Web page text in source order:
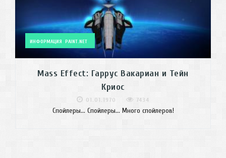
ИНФОРМАЦИЯ PAINT.NET
Mass Effect: Гаррус Вакариан и Тейн
Криос
01.01.1970 7434
Спойлеры... Спойлеры... Много спойлеров!